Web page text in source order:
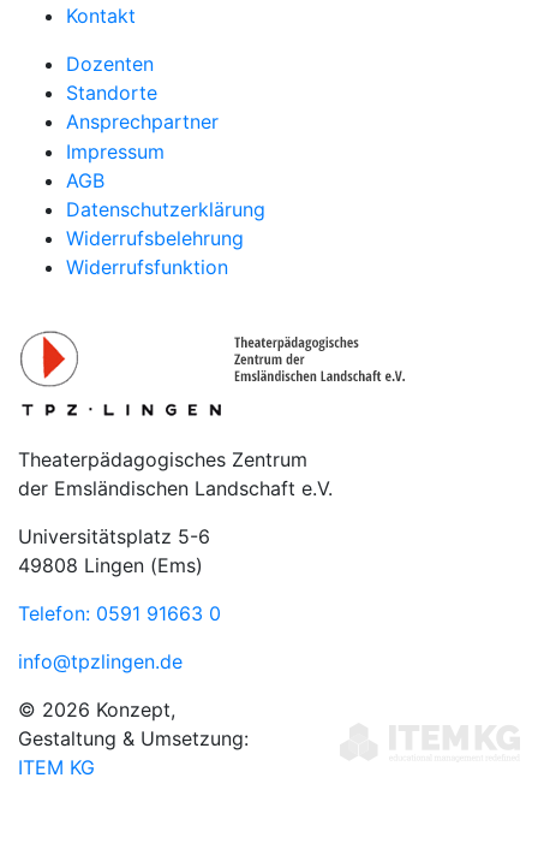
Kontakt
Dozenten
Standorte
Ansprechpartner
Impressum
AGB
Datenschutzerklärung
Widerrufsbelehrung
Widerrufsfunktion
Theaterpädagogisches Zentrum
der Emsländischen Landschaft e.V.
Universitätsplatz 5-6
49808 Lingen (Ems)
Telefon: 0591 91663 0
info@tpzlingen.de
© 2026 Konzept,
Gestaltung & Umsetzung:
ITEM KG